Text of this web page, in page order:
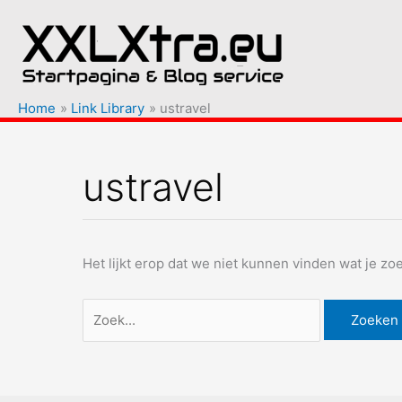
naar
inhoud
Home Link Library ustravel
ustravel
Het lijkt erop dat we niet kunnen vinden wat je
naar: